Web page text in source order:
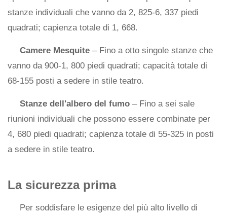
stanze individuali che vanno da 2, 825-6, 337 piedi
quadrati; capienza totale di 1, 668.
Camere Mesquite – Fino a otto singole stanze che
vanno da 900-1, 800 piedi quadrati; capacità totale di
68-155 posti a sedere in stile teatro.
Stanze dell'albero del fumo – Fino a sei sale
riunioni individuali che possono essere combinate per
4, 680 piedi quadrati; capienza totale di 55-325 in posti
a sedere in stile teatro.
La sicurezza prima
Per soddisfare le esigenze del più alto livello di